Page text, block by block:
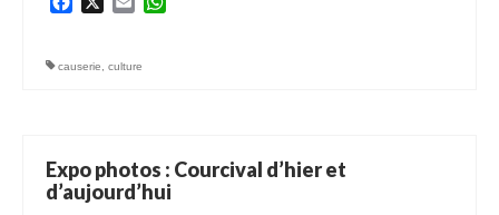
causerie culture
Expo photos : Courcival d’hier et
d’aujourd’hui